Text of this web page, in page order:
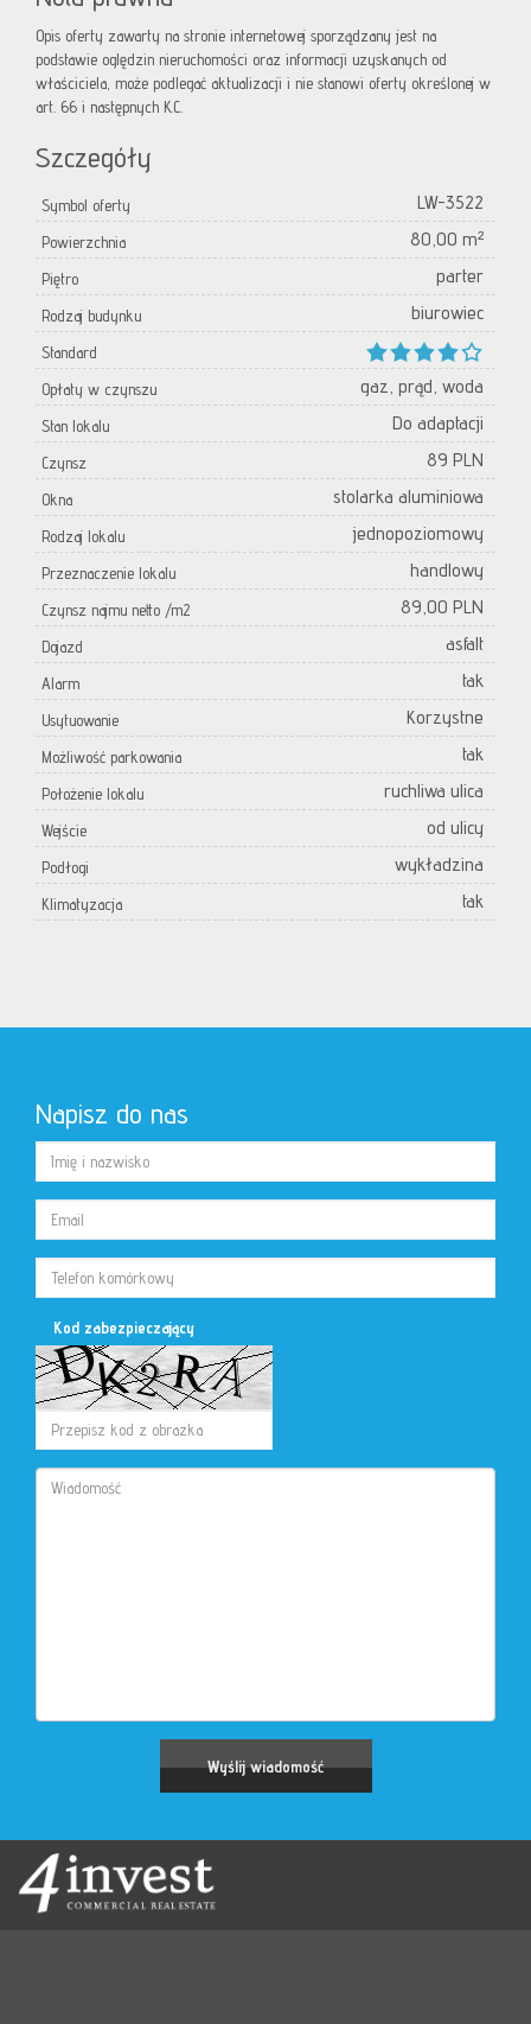
Opis oferty zawarty na stronie internetowej sporządzany jest na
podstawie oględzin nieruchomości oraz informacji uzyskanych od
właściciela, może podlegać aktualizacji i nie stanowi oferty określonej w
art. 66 i następnych K.C.
Szczegóły
Symbol oferty LW-3522
Powierzchnia 80,00 m²
Piętro parter
Rodzaj budynku biurowiec
Standard
Opłaty w czynszu
gaz, prąd, woda
Stan lokalu Do adaptacji
Czynsz 89 PLN
Okna stolarka aluminiowa
Rodzaj lokalu jednopoziomowy
Przeznaczenie lokalu handlowy
Czynsz najmu netto /m2 89,00 PLN
Dojazd asfalt
Alarm tak
Usytuowanie Korzystne
Możliwość parkowania tak
Położenie lokalu ruchliwa ulica
Wejście od ulicy
Podłogi wykładzina
Klimatyzacja tak
Napisz do nas
Kod zabezpieczający